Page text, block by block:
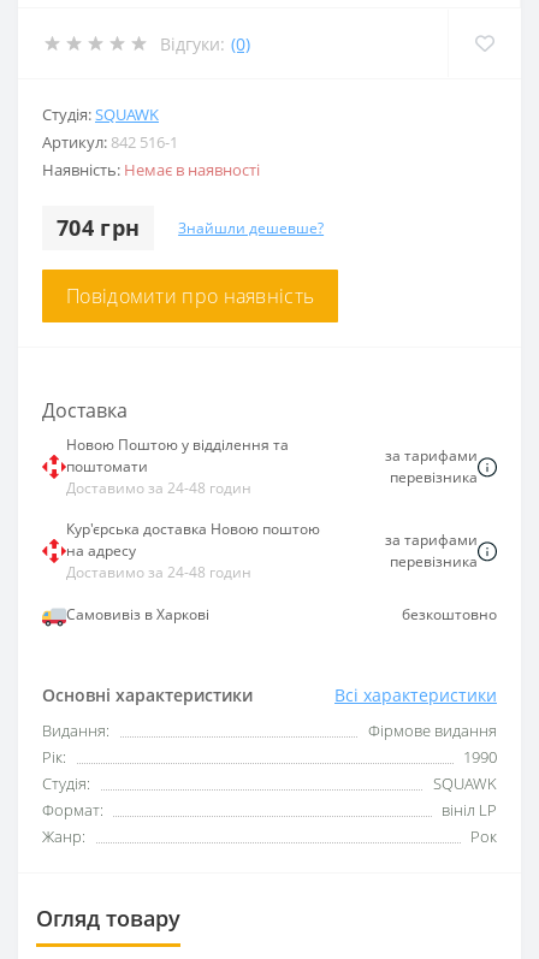
Відгуки: (0)
Студія:SQUAWK
Артикул: 842 516-1
Наявність: Немає в наявності
704 грн Знайшли дешевше?
Повідомити про наявність
Основні характеристики Всі характеристики
Видання:
Фірмове видання
Рік:
1990
Студія:
SQUAWK
Формат:
вініл LP
Жанр:
Рок
Доставка
Новою Поштою у відділення та
поштомати
Доставимо за 24-48 годин
за тарифами
перевізника
Кур'єрська доставка Новою поштою
на адресу
Доставимо за 24-48 годин
за тарифами
перевізника
Самовивіз в Харкові безкоштовно
Огляд товару